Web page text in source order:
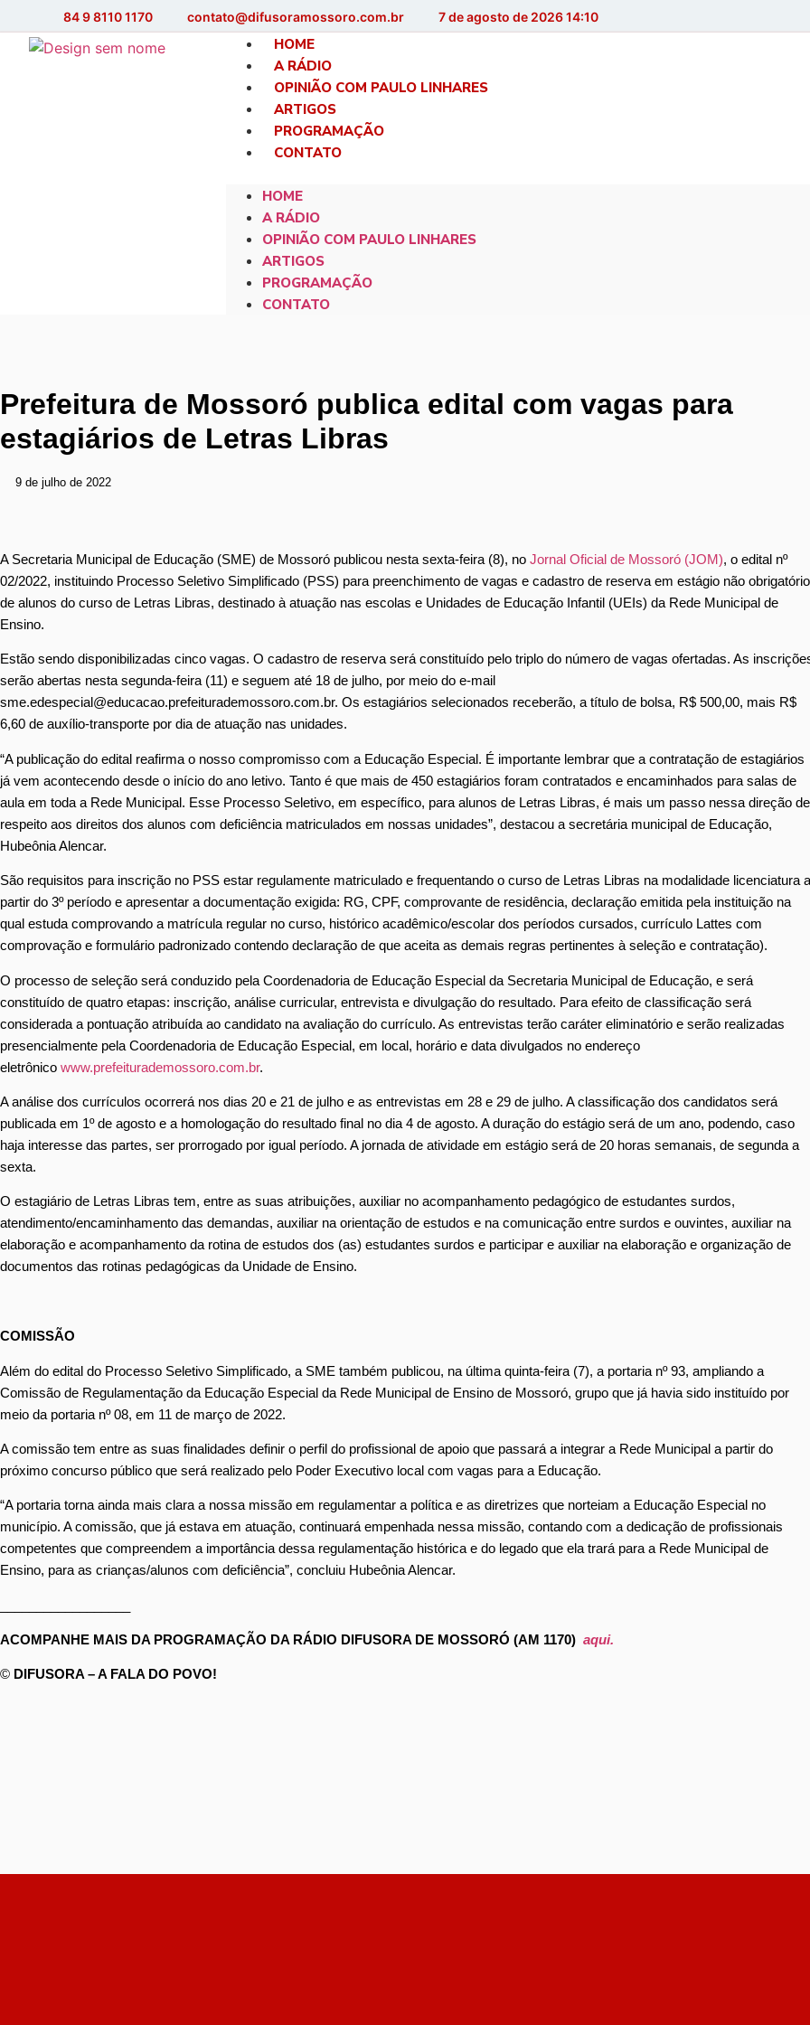
84 9 8110 1170 contato@difusoramossoro.com.br 7 de agosto de 2026 14:10
HOME
A RÁDIO
OPINIÃO COM PAULO LINHARES
ARTIGOS
PROGRAMAÇÃO
CONTATO
HOME
A RÁDIO
OPINIÃO COM PAULO LINHARES
ARTIGOS
PROGRAMAÇÃO
CONTATO
Prefeitura de Mossoró publica edital com vagas para
estagiários de Letras Libras
9 de julho de 2022
A Secretaria Municipal de Educação (SME) de Mossoró publicou nesta sexta-feira (8), no Jornal Oficial de Mossoró (JOM), o edital nº
02/2022, instituindo Processo Seletivo Simplificado (PSS) para preenchimento de vagas e cadastro de reserva em estágio não obrigatório
de alunos do curso de Letras Libras, destinado à atuação nas escolas e Unidades de Educação Infantil (UEIs) da Rede Municipal de
Ensino.
Estão sendo disponibilizadas cinco vagas. O cadastro de reserva será constituído pelo triplo do número de vagas ofertadas. As
serão abertas nesta segunda-feira (11) e seguem até 18 de julho, por meio do e-mail
sme.edespecial@educacao.prefeiturademossoro.com.br. Os estagiários selecionados receberão, a título de bolsa, R$ 500,00, mais R$
6,60 de auxílio-transporte por dia de atuação nas unidades.
“A publicação do edital reafirma o nosso compromisso com a Educação Especial. É importante lembrar que a contratação de estagiários
já vem acontecendo desde o início do ano letivo. Tanto é que mais de 450 estagiários foram contratados e encaminhados para salas de
aula em toda a Rede Municipal. Esse Processo Seletivo, em específico, para alunos de Letras Libras, é mais um passo nessa direção de
respeito aos direitos dos alunos com deficiência matriculados em nossas unidades”, destacou a secretária municipal de Educação,
Hubeônia Alencar.
São requisitos para inscrição no PSS estar regulamente matriculado e frequentando o curso de Letras Libras na modalidade licenciatura a
partir do 3º período e apresentar a documentação exigida: RG, CPF, comprovante de residência, declaração emitida pela instituição na
qual estuda comprovando a matrícula regular no curso, histórico acadêmico/escolar dos períodos cursados, currículo Lattes com
comprovação e formulário padronizado contendo declaração de que aceita as demais regras pertinentes à seleção e contratação).
O processo de seleção será conduzido pela Coordenadoria de Educação Especial da Secretaria Municipal de Educação, e será
constituído de quatro etapas: inscrição, análise curricular, entrevista e divulgação do resultado. Para efeito de classificação será
considerada a pontuação atribuída ao candidato na avaliação do currículo. As entrevistas terão caráter eliminatório e serão realizadas
presencialmente pela Coordenadoria de Educação Especial, em local, horário e data divulgados no endereço
eletrônico www.prefeiturademossoro.com.br.
A análise dos currículos ocorrerá nos dias 20 e 21 de julho e as entrevistas em 28 e 29 de julho. A classificação dos candidatos será
publicada em 1º de agosto e a homologação do resultado final no dia 4 de agosto. A duração do estágio será de um ano, podendo, caso
haja interesse das partes, ser prorrogado por igual período. A jornada de atividade em estágio será de 20 horas semanais, de segunda a
sexta.
O estagiário de Letras Libras tem, entre as suas atribuições, auxiliar no acompanhamento pedagógico de estudantes surdos,
atendimento/encaminhamento das demandas, auxiliar na orientação de estudos e na comunicação entre surdos e ouvintes, auxiliar na
elaboração e acompanhamento da rotina de estudos dos (as) estudantes surdos e participar e auxiliar na elaboração e organização de
documentos das rotinas pedagógicas da Unidade de Ensino.
COMISSÃO
Além do edital do Processo Seletivo Simplificado, a SME também publicou, na última quinta-feira (7), a portaria nº 93, ampliando a
Comissão de Regulamentação da Educação Especial da Rede Municipal de Ensino de Mossoró, grupo que já havia sido instituído por
meio da portaria nº 08, em 11 de março de 2022.
A comissão tem entre as suas finalidades definir o perfil do profissional de apoio que passará a integrar a Rede Municipal a partir do
próximo concurso público que será realizado pelo Poder Executivo local com vagas para a Educação.
“A portaria torna ainda mais clara a nossa missão em regulamentar a política e as diretrizes que norteiam a Educação Especial no
município. A comissão, que já estava em atuação, continuará empenhada nessa missão, contando com a dedicação de profissionais
competentes que compreendem a importância dessa regulamentação histórica e do legado que ela trará para a Rede Municipal de
Ensino, para as crianças/alunos com deficiência”, concluiu Hubeônia Alencar.
ACOMPANHE MAIS DA PROGRAMAÇÃO DA RÁDIO DIFUSORA DE MOSSORÓ (AM 1170) aqui.
© DIFUSORA – A FALA DO POVO!